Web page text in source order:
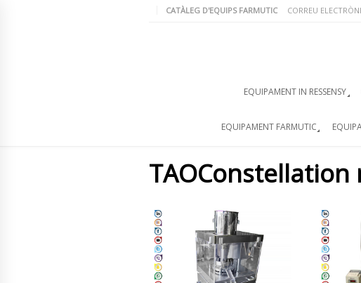
CATÀLEG D'EQUIPS FARMUTIC CORREU
EQUIPAMENT IN RESSENSY
EQUIPAMENT FARMUTIC